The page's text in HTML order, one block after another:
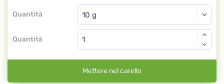
Quantità
Globuli
Quantità
Mettere nel carello